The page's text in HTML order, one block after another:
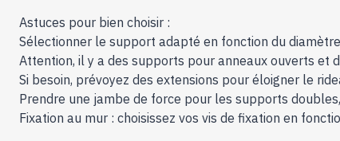
Astuces pour bien choisir :
Sélectionner le support adapté en fonction du
Attention, il y a des supports pour anneaux ouverts et
Si besoin, prévoyez des extensions pour éloigner le
Prendre une jambe de force pour les supports
Fixation au mur : choisissez vos vis de fixation en